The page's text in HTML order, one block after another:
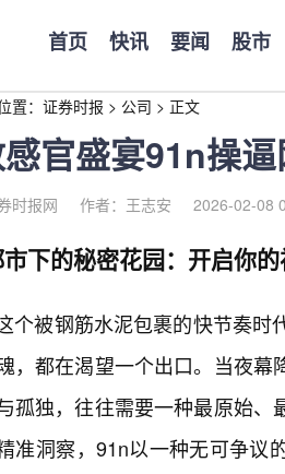
首页 快讯 要闻 股市
置： 证券时报 > 公司 > 正文
官盛宴91n操
时报网 作者：王志安 2026-02-08
下的秘密花园：开启你
个被钢筋水泥包裹的快节奏时
，都在渴望一个出口。当夜
孤独，往往需要一种最原始
准洞察，91n以一种无可争议